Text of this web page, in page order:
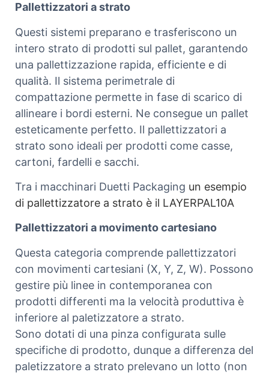
Pallettizzatori a strato
Questi sistemi preparano e trasferiscono un
intero strato di prodotti sul pallet, garantendo
una pallettizzazione rapida, efficiente e di
qualità. Il sistema perimetrale di
compattazione permette in fase di scarico di
allineare i bordi esterni. Ne consegue un pallet
esteticamente perfetto. Il pallettizzatori a
strato sono ideali per prodotti come casse,
cartoni, fardelli e sacchi.
Tra i macchinari Duetti Packaging un esempio
di pallettizzatore a strato è il LAYERPAL10A
Pallettizzatori a movimento cartesiano
Questa categoria comprende pallettizzatori
con movimenti cartesiani (X, Y, Z, W). Possono
gestire più linee in contemporanea con
prodotti differenti ma la velocità produttiva è
inferiore al paletizzatore a strato.
Sono dotati di una pinza configurata sulle
specifiche di prodotto, dunque a differenza del
paletizzatore a strato prelevano un lotto (non